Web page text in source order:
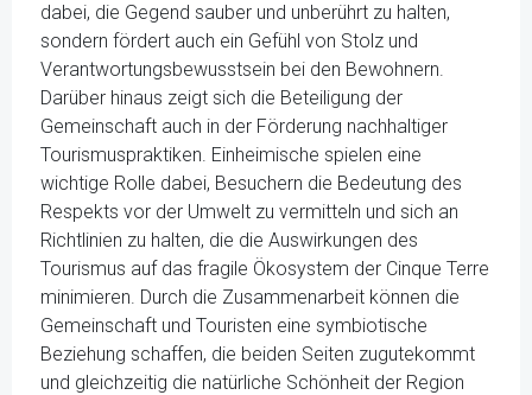
dabei, die Gegend sauber und unberührt zu halten,
sondern fördert auch ein Gefühl von Stolz und
Verantwortungsbewusstsein bei den Bewohnern.
Darüber hinaus zeigt sich die Beteiligung der
Gemeinschaft auch in der Förderung nachhaltiger
Tourismuspraktiken. Einheimische spielen eine
wichtige Rolle dabei, Besuchern die Bedeutung des
Respekts vor der Umwelt zu vermitteln und sich an
Richtlinien zu halten, die die Auswirkungen des
Tourismus auf das fragile Ökosystem der Cinque Terre
minimieren. Durch die Zusammenarbeit können die
Gemeinschaft und Touristen eine symbiotische
Beziehung schaffen, die beiden Seiten zugutekommt
und gleichzeitig die natürliche Schönheit der Region